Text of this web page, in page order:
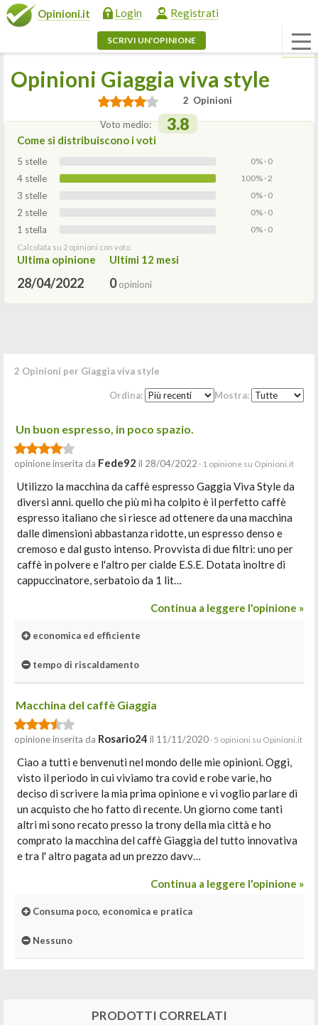
Opinioni.it Login Registrati
SCRIVI UN'OPINIONE
Opinioni Giaggia viva style
2 Opinioni
Voto medio: 3.8
Come si distribuiscono i voti
5 stelle 0% · 0
4 stelle 100% · 2
3 stelle 0% · 0
2 stelle 0% · 0
1 stella 0% · 0
Calcolata su 2 opinioni con voto.
Ultima opinione
28/04/2022
Ultimi 12 mesi
0opinioni
2 Opinioni per Giaggia viva style
Ordina: Mostra:
Un buon espresso, in poco spazio.
opinione inserita da Fede92 il 28/04/2022 · 1 opinione su Opinioni.it
Utilizzo la macchina da caffè espresso Gaggia Viva Style da
diversi anni. quello che più mi ha colpito è il perfetto caffè
espresso italiano che si riesce ad ottenere da una macchina
dalle dimensioni abbastanza ridotte, un espresso denso e
cremoso e dal gusto intenso. Provvista di due filtri: uno per
caffè in polvere e l'altro per cialde E.S.E. Dotata inoltre di
cappuccinatore, serbatoio da 1 lit…
Continua a leggere l'opinione »
economica ed efficiente
tempo di riscaldamento
Macchina del caffè Giaggia
opinione inserita da Rosario24 il 11/11/2020 · 5 opinioni su Opinioni.it
Ciao a tutti e benvenuti nel mondo delle mie opinioni. Oggi,
visto il periodo in cui viviamo tra covid e robe varie, ho
deciso di scrivere la mia prima opinione e vi voglio parlare di
un acquisto che ho fatto di recente. Un giorno come tanti
altri mi sono recato presso la trony della mia città e ho
comprato la macchina del caffè Giaggia del tutto innovativa
e tra l' altro pagata ad un prezzo davv…
Continua a leggere l'opinione »
Consuma poco, economica e pratica
Nessuno
PRODOTTI CORRELATI